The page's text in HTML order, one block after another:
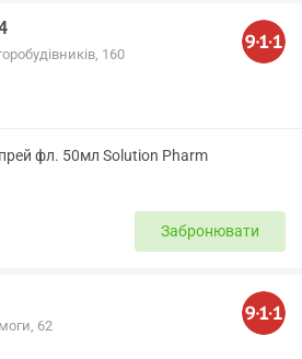
160
фл. 50мл Solution Pharm
Забронювати
62